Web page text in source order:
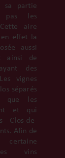
sa partie
pas les
aire
en effet la
aussi
ainsi de
des
vignes
séparés
que les
et qui
Clos-de-
Afin de
vins